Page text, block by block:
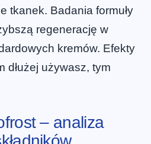
tkanek. Badania formuły
regenerację w
kremów. Efekty
dłużej używasz, tym
– analiza